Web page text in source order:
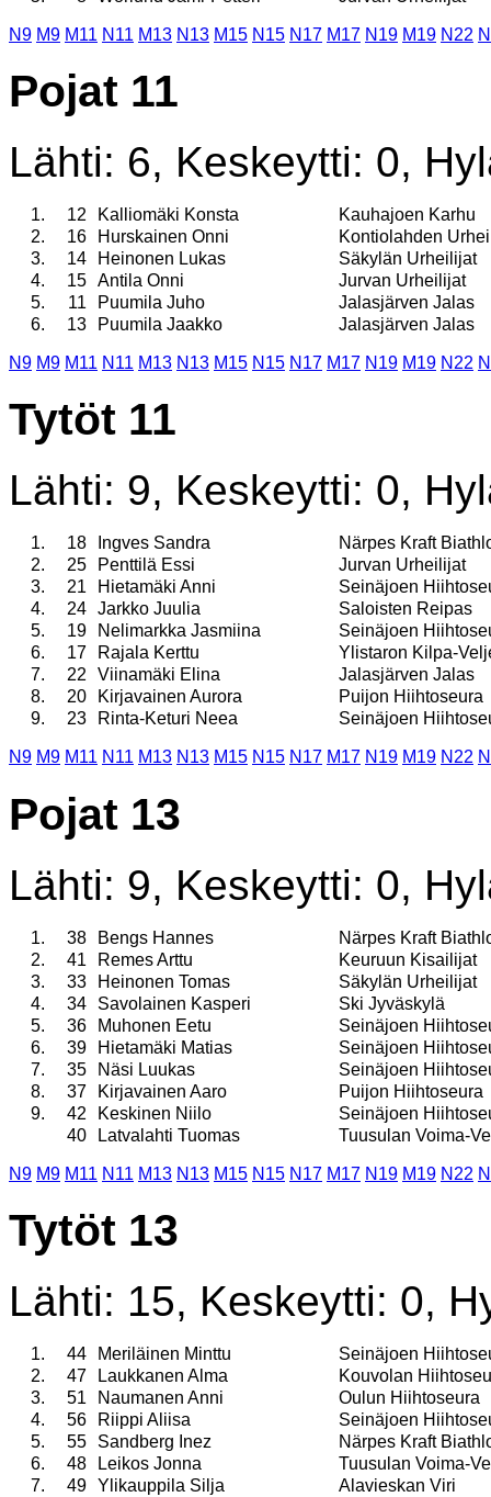
N9 M9 M11 N11 M13 N13 M15 N15 N17 M17 N19 M19 N22 N
Pojat 11
Lähti: 6, Keskeytti: 0,
1. 12 Kalliomäki Konsta
Kauhajoen Karhu
2.
16 Hurskainen Onni
Kontiolahden
3.
14 Heinonen Lukas
Säkylän Urheilijat
4.
15 Antila Onni
Jurvan Urheilijat
5.
11 Puumila Juho
Jalasjärven Jalas
6.
13 Puumila Jaakko Jalasjärven Jalas
N9 M9 M11 N11 M13 N13 M15 N15 N17 M17 N19 M19 N22 N
Tytöt 11
Lähti: 9, Keskeytti: 0,
1. 18 Ingves Sandra
Närpes Kraft
2.
25 Penttilä Essi
Jurvan Urheilijat
3.
21 Hietamäki Anni
Seinäjoen
4.
24 Jarkko Juulia
Saloisten Reipas
5.
19 Nelimarkka Jasmiina
Seinäjoen
6.
17 Rajala Kerttu
Ylistaron Kilpa-
7.
22 Viinamäki Elina
Jalasjärven Jalas
8.
20 Kirjavainen Aurora
Puijon Hiihtoseura
9.
23 Rinta-Keturi Neea Seinäjoen
N9 M9 M11 N11 M13 N13 M15 N15 N17 M17 N19 M19 N22 N
Pojat 13
Lähti: 9, Keskeytti: 0,
1. 38 Bengs Hannes
Närpes Kraft
2.
41 Remes Arttu
Keuruun Kisailijat
3.
33 Heinonen Tomas
Säkylän Urheilijat
4.
34 Savolainen Kasperi
Ski Jyväskylä
5.
36 Muhonen Eetu
Seinäjoen
6.
39 Hietamäki Matias
Seinäjoen
7.
35 Näsi Luukas
Seinäjoen
8.
37 Kirjavainen Aaro
Puijon Hiihtoseura
9.
42 Keskinen Niilo
Seinäjoen
40
Latvalahti Tuomas Tuusulan Voima-
N9 M9 M11 N11 M13 N13 M15 N15 N17 M17 N19 M19 N22 N
Tytöt 13
Lähti: 15, Keskeytti: 0,
1. 44 Meriläinen Minttu
Seinäjoen
2.
47 Laukkanen Alma
Kouvolan
3.
51 Naumanen Anni
Oulun Hiihtoseura
4.
56 Riippi Aliisa
Seinäjoen
5.
55 Sandberg Inez
Närpes Kraft
6.
48 Leikos Jonna
Tuusulan Voima-
7.
49 Ylikauppila Silja
Alavieskan Viri